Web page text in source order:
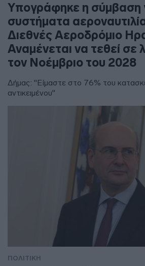
Υπογράφηκε η σύμβαση
συστήματα
Διεθνές Αεροδρόμιο
Αναμένεται να τεθεί σε
τον Νοέμβριο του 2028
Δήμας: "Είμαστε στο 76% του
αντικειμένου"
ΠΟΛΙΤΙΚΗ